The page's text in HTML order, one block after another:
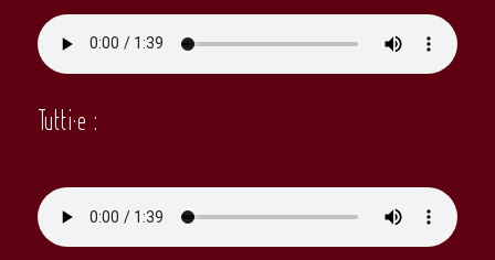
Tutti·e :